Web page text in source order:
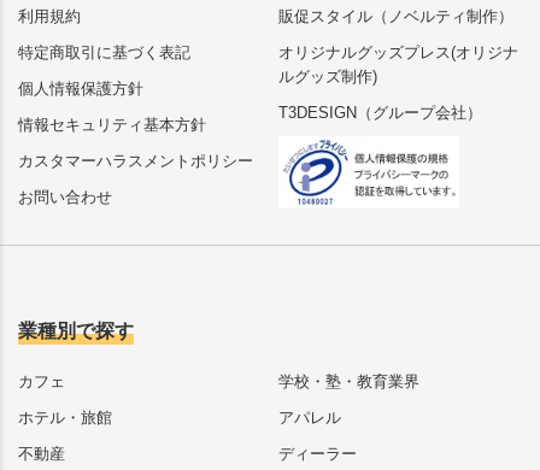
利用規約
特定商取引に基づく表記
個人情報保護方針
情報セキュリティ基本方針
カスタマーハラスメントポリシー
お問い合わせ
販促スタイル（ノベルティ制作）
オリジナルグッズプレス(オリジナ
ルグッズ制作)
T3DESIGN（グループ会社）
業種別で探す
カフェ
ホテル・旅館
不動産
学校・塾・教育業界
アパレル
ディーラー